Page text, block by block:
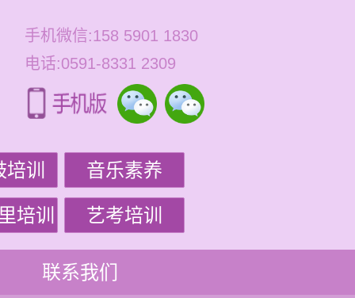
手机微信:158 5901 1830
电话:0591-8331 2309
训 音乐素养
培训 艺考培训
联系我们